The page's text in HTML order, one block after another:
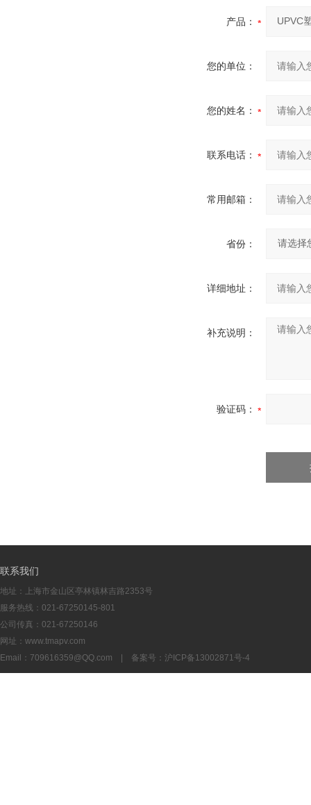
产品：
您的单位：
您的姓名：
联系电话：
常用邮箱：
省份：
详细地址：
补充说明：
验证码：
联系我们
地址：上海市金山区亭林镇林吉路2353号
服务热线：021-67250145-801
公司传真：021-67250146
网址：www.tmapv.com
Email： 709616359@QQ.com | 备案号： 沪ICP备13002871号-4